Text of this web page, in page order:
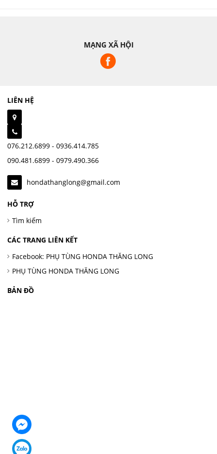
MẠNG XÃ HỘI
LIÊN HỆ
076.212.6899 - 0936.414.785
090.481.6899 - 0979.490.366
hondathanglong@gmail.com
HỖ TRỢ
Tìm kiếm
CÁC TRANG LIÊN KẾT
Facebook: PHỤ TÙNG HONDA THĂNG LONG
PHỤ TÙNG HONDA THĂNG LONG
BẢN ĐỒ